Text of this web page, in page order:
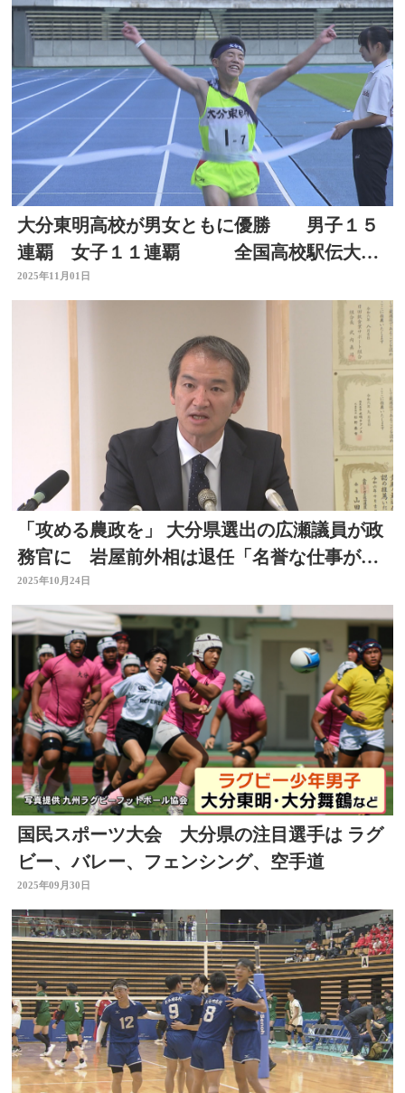
大分東明高校が男女ともに優勝 男子１５
連覇 女子１１連覇 全国高校駅伝大会
大分県予選
2025年11月01日
「攻める農政を」 大分県選出の広瀬議員が政
務官に 岩屋前外相は退任「名誉な仕事がで
き生涯誇り」
2025年10月24日
国民スポーツ大会 大分県の注目選手は ラグ
ビー、バレー、フェンシング、空手道
2025年09月30日